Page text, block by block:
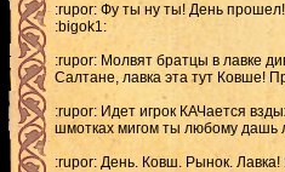
:rupor: Фу ты ну ты! День
:bigok1:
:rupor: Молвят братцы в лавке
Салтане, лавка эта тут Ковше!
:rupor: Идет игрок КАЧается
шмотках мигом ты любому дашь
:rupor: День. Ковш. Рынок.